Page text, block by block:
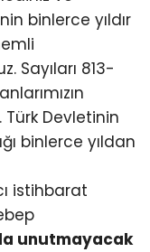
binlerce yıldır
Sayıları 813-
Devletinin
binlerce yıldan
istihbarat
unutmayacak